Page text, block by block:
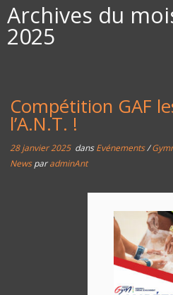
Archives du
2025
Compétition GAF
l’A.N.T. !
28 janvier 2025dansEvénements/
NewsparadminAnt